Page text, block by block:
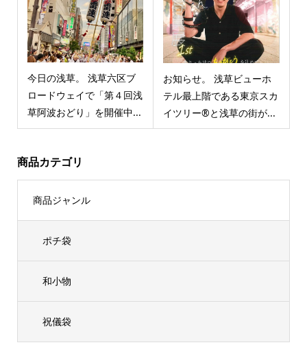
今日の浅草。 浅草六区ブ
ロードウェイで「第４回浅
草阿波おどり」を開催中...
お知らせ。 浅草ビューホ
テル最上階である東京スカ
イツリー®と浅草の街が...
商品カテゴリ
商品ジャンル
ポチ袋
和小物
祝儀袋